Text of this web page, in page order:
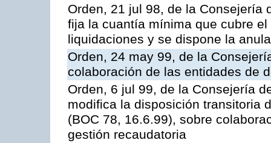
Orden, 21 jul 98, de la Consejería
fija la cuantía mínima que cubre
liquidaciones y se dispone la
Orden, 24 may 99, de la
colaboración de las entidades de
Orden, 6 jul 99, de la Consejería
modifica la disposición transitoria
(BOC 78, 16.6.99), sobre
gestión recaudatoria